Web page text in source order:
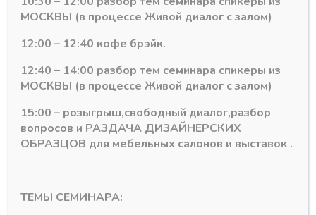
Угловой элемент
Н=100
В наличии
139,04₽
Артикул:425-97-717
(беленый дуб)
Н=100
112,18₽
Артикул:425-97-825
МОСКВЫ (в процессе Живой диалог с залом)
12:00 – 12:40 кофе брэйк.
12:40 – 14:00 разбор тем семинара спикеры из
МОСКВЫ (в процессе Живой диалог с залом)
15:00 – розыгрыш,свободный диалог,разбор
вопросов и РАЗДАЧА ДИЗАЙНЕРСКИХ
ОБРАЗЦОВ для мебельных салонов и выставок .
ТЕМЫ СЕМИНАРА: